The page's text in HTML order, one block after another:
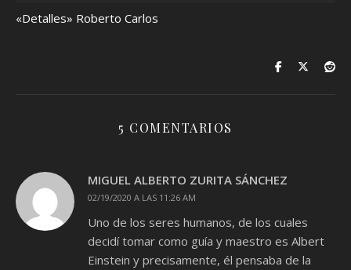
«Detalles» Roberto Carlos
5 COMENTARIOS
MIGUEL ALBERTO ZURITA SÁNCHEZ
02/19/2020 A LAS 11:26 AM
Uno de los seres humanos, de los cuales
decidí tomar como guía y maestro es Albert
Einstein y precisamente, él pensaba de la